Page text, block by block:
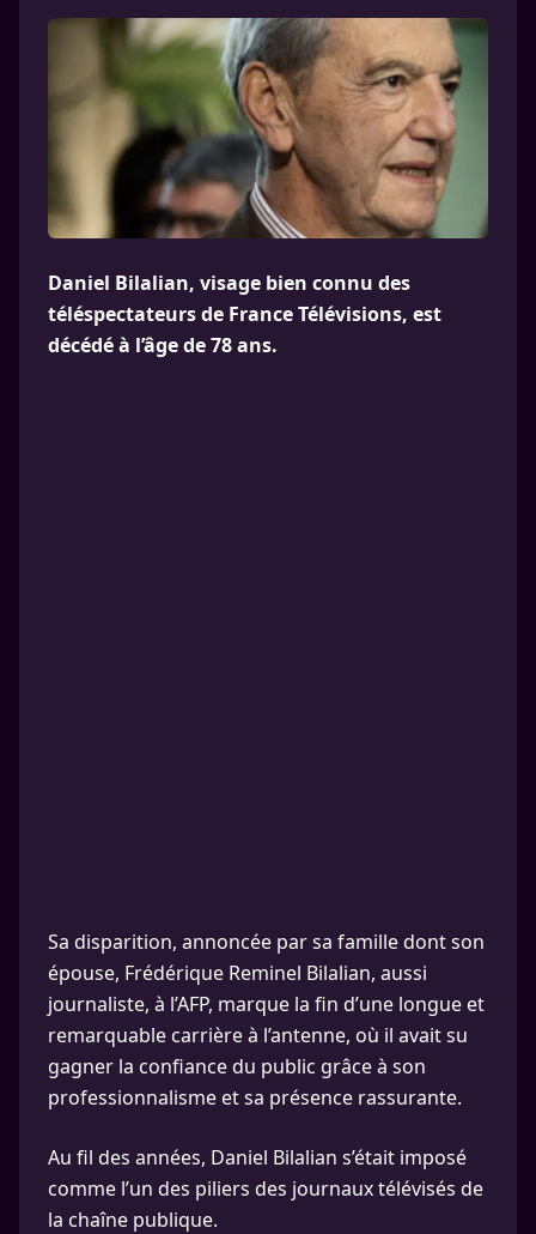
Daniel Bilalian, visage bien connu des
téléspectateurs de France Télévisions, est
décédé à l’âge de 78 ans.
Sa disparition, annoncée par sa famille dont son
épouse, Frédérique Reminel Bilalian, aussi
journaliste, à l’AFP, marque la fin d’une longue et
remarquable carrière à l’antenne, où il avait su
gagner la confiance du public grâce à son
professionnalisme et sa présence rassurante.
Au fil des années, Daniel Bilalian s’était imposé
comme l’un des piliers des journaux télévisés de
la chaîne publique.